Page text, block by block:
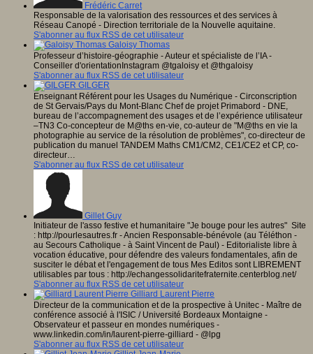
Frédéric Carret
Responsable de la valorisation des ressources et des services à
Réseau Canopé - Direction territoriale de la Nouvelle aquitaine.
S'abonner au flux RSS de cet utilisateur
Galoisy Thomas
Professeur d’histoire-géographie - Auteur et spécialiste de l’IA -
Conseiller d'orientationInstagram @tgaloisy et @thgaloisy
S'abonner au flux RSS de cet utilisateur
GILGER
Enseignant Référent pour les Usages du Numérique - Circonscription
de St Gervais/Pays du Mont-Blanc Chef de projet Primabord - DNE,
bureau de l’accompagnement des usages et de l’expérience utilisateur
–TN3 Co-concepteur de M@ths en-vie, co-auteur de "M@ths en vie la
photographie au service de la résolution de problèmes", co-directeur de
publication du manuel TANDEM Maths CM1/CM2, CE1/CE2 et CP, co-
directeur…
S'abonner au flux RSS de cet utilisateur
Gillet Guy
Initiateur de l'asso festive et humanitaire "Je bouge pour les autres" Site
: http://pourlesautres.fr - Ancien Responsable-bénévole (au Téléthon -
au Secours Catholique - à Saint Vincent de Paul) - Editorialiste libre à
vocation éducative, pour défendre des valeurs fondamentales, afin de
susciter le débat et l'engagement de tous Mes Editos sont LIBREMENT
utilisables par tous : http://echangessolidaritefraternite.centerblog.net/
S'abonner au flux RSS de cet utilisateur
Gilliard Laurent Pierre
Directeur de la communication et de la prospective à Unitec - Maître de
conférence associé à l'ISIC / Université Bordeaux Montaigne -
Observateur et passeur en mondes numériques -
www.linkedin.com/in/laurent-pierre-gilliard - @lpg
S'abonner au flux RSS de cet utilisateur